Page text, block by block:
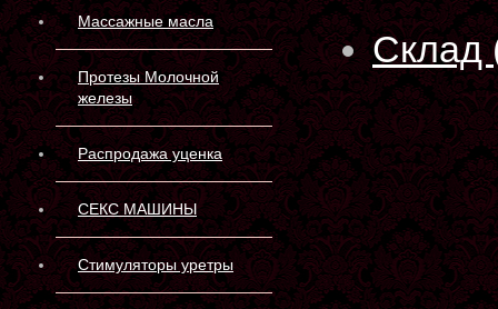
Массажные масла
Протезы Молочной
железы
Распродажа уценка
СЕКС МАШИНЫ
Стимуляторы уретры
Склад